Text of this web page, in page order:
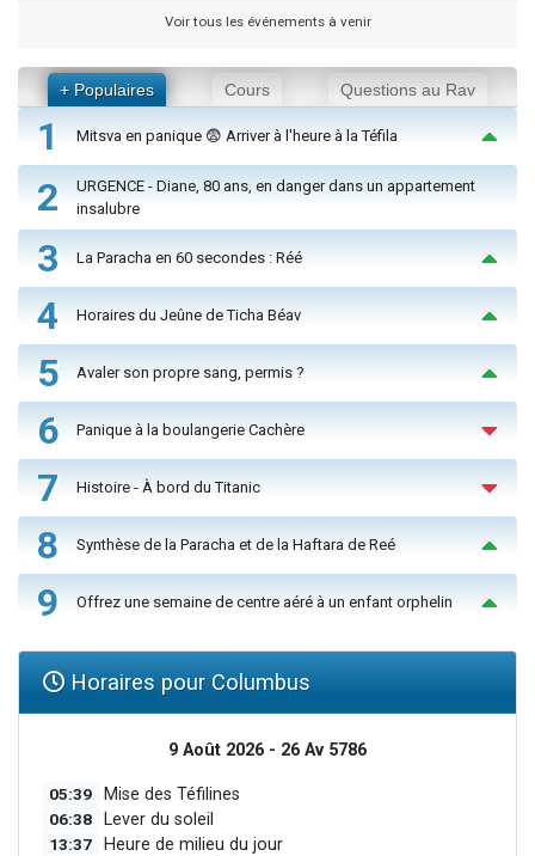
Voir tous les événements à venir
+ Populaires Cours Questions au Rav
1 Mitsva en panique 😨 Arriver à l'heure à la Téfila
2
URGENCE - Diane, 80 ans, en danger dans un appartement
insalubre
3 La Paracha en 60 secondes : Réé
4 Horaires du Jeûne de Ticha Béav
5 Avaler son propre sang, permis ?
6 Panique à la boulangerie Cachère
7 Histoire - À bord du Titanic
8 Synthèse de la Paracha et de la Haftara de Reé
9 Offrez une semaine de centre aéré à un enfant orphelin
Horaires pour Columbus
9 Août 2026 - 26 Av 5786
05:39 Mise des Téfilines
06:38 Lever du soleil
13:37 Heure de milieu du jour